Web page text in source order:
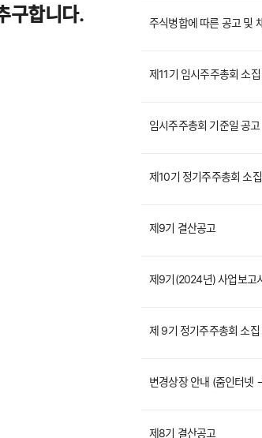
구합니다.
주식병합에 따른 공고 및
제11기 임시주주총회 소집
임시주주총회 기준일 공고
제10기 정기주주총회 소
제9기 결산공고
제9기(2024년) 사업보고
제 9기 정기주주총회 소집
변경상장 안내 (줌인터넷
제8기 결산공고